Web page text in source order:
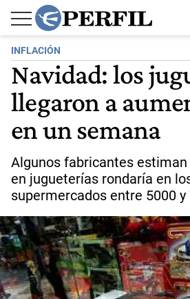
INFLACIÓN
Navidad: los
llegaron a
en un semana
Algunos fabricantes
en jugueterías rondaría en
supermercados entre 5000